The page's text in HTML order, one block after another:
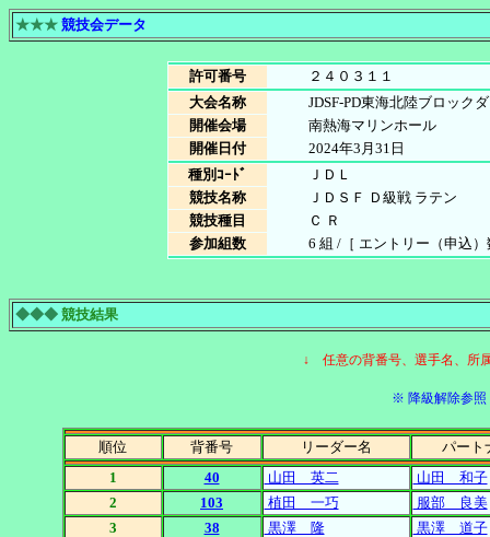
★★★ 競技会データ
許可番号
２４０３１１
大会名称
JDSF-PD東海北陸ブロック
開催会場
南熱海マリンホール
開催日付
2024年3月31日
種別ｺｰﾄﾞ
ＪＤＬ
競技名称
ＪＤＳＦ Ｄ級戦 ラテン
競技種目
Ｃ Ｒ
参加組数
6 組 /［ エントリー（申込
◆◆◆ 競技結果
↓ 任意の背番号、選手名、所
※ 降級解除参照
順位 背番号 リーダー名
パート
1
40 山田 英二
山田 和子
2
103 植田 一巧
服部 良美
3
38 黒澤 隆
黒澤 道子